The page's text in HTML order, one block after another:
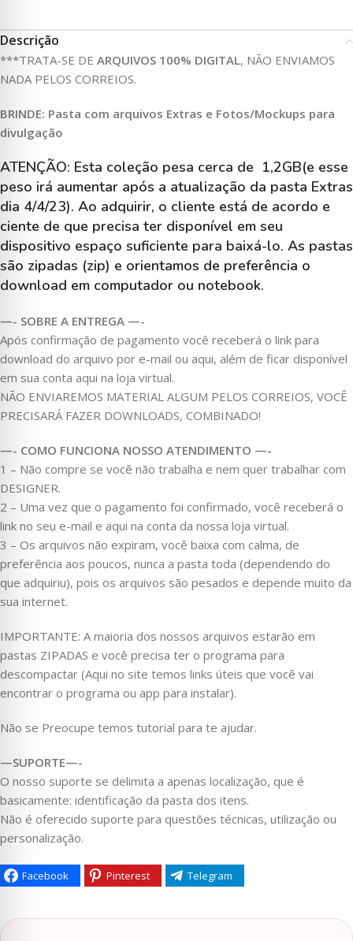
Descrição
***TRATA-SE DE ARQUIVOS 100% DIGITAL, NÃO ENVIAMOS
NADA PELOS CORREIOS.
BRINDE: Pasta com arquivos Extras e Fotos/Mockups para
divulgação
ATENÇÃO: Esta coleção pesa cerca de 1,2GB(e esse
peso irá aumentar após a atualização da pasta Extras
dia 4/4/23). Ao adquirir, o cliente está de acordo e
ciente de que precisa ter disponível em seu
dispositivo espaço suficiente para baixá-lo. As pastas
são zipadas (zip) e orientamos de preferência o
download em computador ou notebook.
—- SOBRE A ENTREGA —-
Após confirmação de pagamento você receberá o link para
download do arquivo por e-mail ou aqui, além de ficar disponível
em sua conta aqui na loja virtual.
NÃO ENVIAREMOS MATERIAL ALGUM PELOS CORREIOS, VOCÊ
PRECISARÁ FAZER DOWNLOADS, COMBINADO!
—- COMO FUNCIONA NOSSO ATENDIMENTO —-
1 – Não compre se você não trabalha e nem quer trabalhar com
DESIGNER.
2 – Uma vez que o pagamento foi confirmado, você receberá o
link no seu e-mail e aqui na conta da nossa loja virtual.
3 – Os arquivos não expiram, você baixa com calma, de
preferência aos poucos, nunca a pasta toda (dependendo do
que adquiriu), pois os arquivos são pesados e depende muito da
sua internet.
IMPORTANTE: A maioria dos nossos arquivos estarão em
pastas ZIPADAS e você precisa ter o programa para
descompactar (Aqui no site temos links úteis que você vai
encontrar o programa ou app para instalar).
Não se Preocupe temos tutorial para te ajudar.
—SUPORTE—-
O nosso suporte se delimita a apenas localização, que é
basicamente: identificação da pasta dos itens.
Não é oferecido suporte para questões técnicas, utilização ou
personalização.
Facebook Pinterest Telegram